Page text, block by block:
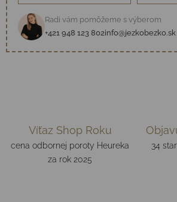
Radi vám pomôžeme s výberom
+421 948 123 802info@jezkobezko.sk
Víťaz Shop Roku
cena odbornej poroty Heureka
za rok 2025
34